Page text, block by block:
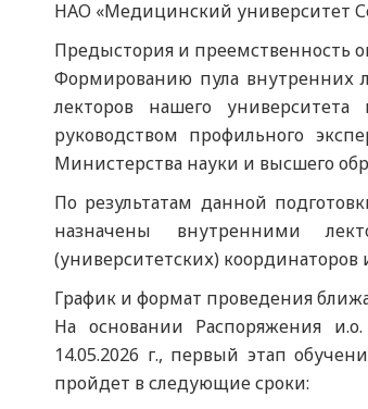
НАО «Медицинский университет
Предыстория и преемственность
Формированию пула внутренних
лекторов нашего
руководством профильного
Министерства науки и высшего
По результатам данной
назначены внутренними
(университетских)
График и формат проведения
На основании Распоряжения
14.05.2026 г., первый этап
пройдет в следующие сроки: